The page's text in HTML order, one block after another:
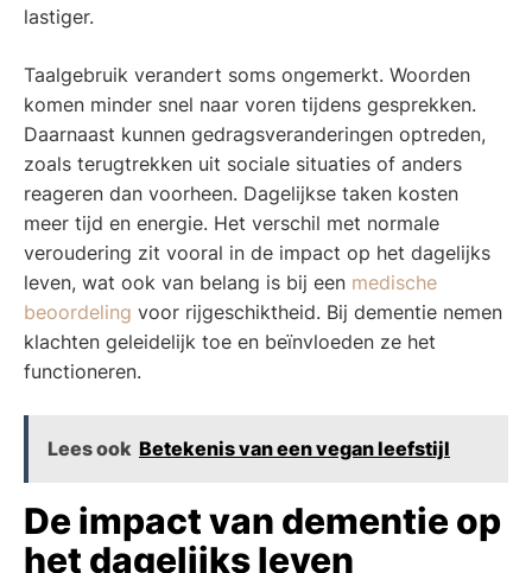
lastiger.
Taalgebruik verandert soms ongemerkt. Woorden
komen minder snel naar voren tijdens gesprekken.
Daarnaast kunnen gedragsveranderingen optreden,
zoals terugtrekken uit sociale situaties of anders
reageren dan voorheen. Dagelijkse taken kosten
meer tijd en energie. Het verschil met normale
veroudering zit vooral in de impact op het dagelijks
leven, wat ook van belang is bij een medische
beoordeling voor rijgeschiktheid. Bij dementie nemen
klachten geleidelijk toe en beïnvloeden ze het
functioneren.
Lees ook Betekenis van een vegan leefstijl
De impact van dementie op
het dagelijks leven